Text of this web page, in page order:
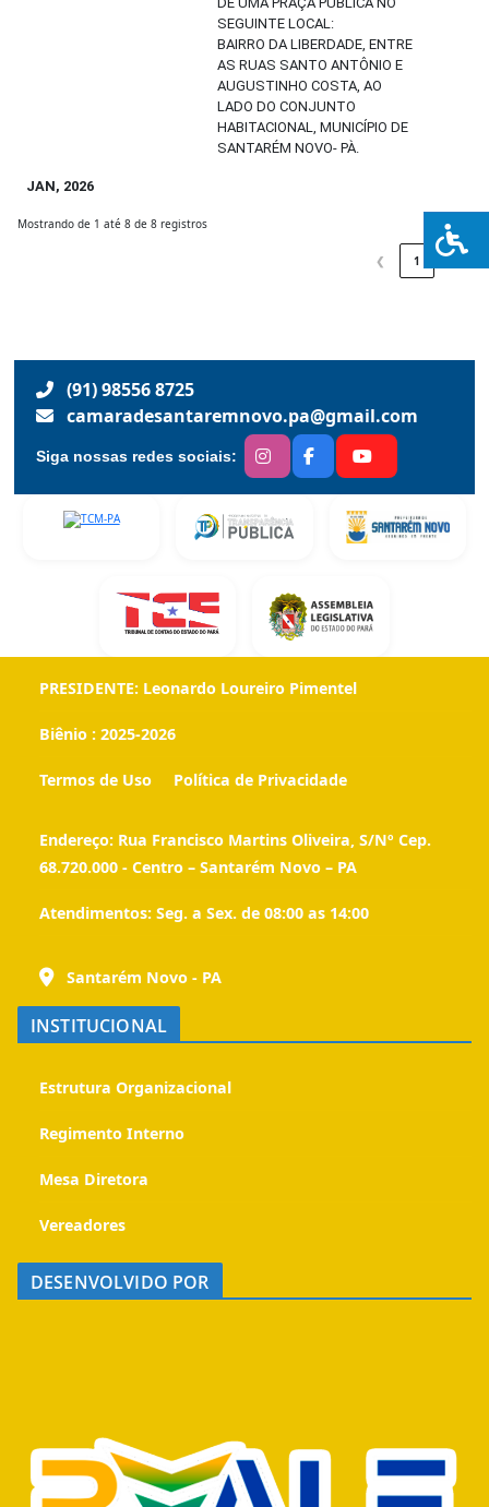
SEGUINTE LOCAL:
BAIRRO DA LIBERDADE, ENTRE
AS RUAS SANTO ANTÔNIO E
AUGUSTINHO COSTA, AO
LADO DO CONJUNTO
HABITACIONAL, MUNICÍPIO DE
SANTARÉM NOVO- PÀ.
JAN, 2026
Mostrando de 1 até 8 de 8 registros
❮ 1 ❯
(91) 98556 8725
camaradesantaremnovo.pa@gmail.com
Siga nossas redes sociais:
PRESIDENTE: Leonardo Loureiro Pimentel
Biênio : 2025-2026
Termos de Uso Política de Privacidade
Endereço: Rua Francisco Martins Oliveira, S/Nº Cep.
68.720.000 - Centro – Santarém Novo – PA
Atendimentos: Seg. a Sex. de 08:00 as 14:00
Santarém Novo - PA
INSTITUCIONAL
Estrutura Organizacional
Regimento Interno
Mesa Diretora
Vereadores
DESENVOLVIDO POR